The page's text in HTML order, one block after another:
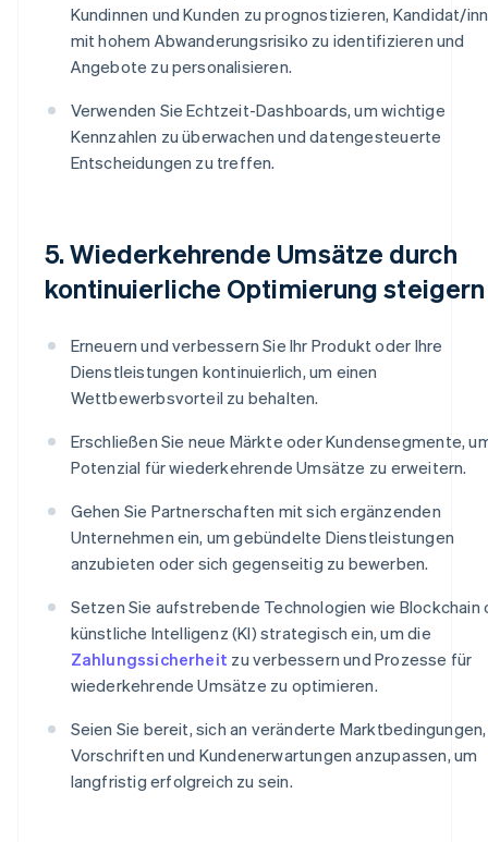
Kundinnen und Kunden zu prognostizieren, Kandidat/
mit hohem Abwanderungsrisiko zu identifizieren und
Angebote zu personalisieren.
Verwenden Sie Echtzeit-Dashboards, um wichtige
Kennzahlen zu überwachen und datengesteuerte
Entscheidungen zu treffen.
5. Wiederkehrende Umsätze durch
kontinuierliche Optimierung steigern
Erneuern und verbessern Sie Ihr Produkt oder Ihre
Dienstleistungen kontinuierlich, um einen
Wettbewerbsvorteil zu behalten.
Erschließen Sie neue Märkte oder Kundensegmente,
Potenzial für wiederkehrende Umsätze zu erweitern.
Gehen Sie Partnerschaften mit sich ergänzenden
Unternehmen ein, um gebündelte Dienstleistungen
anzubieten oder sich gegenseitig zu bewerben.
Setzen Sie aufstrebende Technologien wie Blockchain
künstliche Intelligenz (KI) strategisch ein, um die
Zahlungssicherheit zu verbessern und Prozesse für
wiederkehrende Umsätze zu optimieren.
Seien Sie bereit, sich an veränderte Marktbedingungen,
Vorschriften und Kundenerwartungen anzupassen, um
langfristig erfolgreich zu sein.